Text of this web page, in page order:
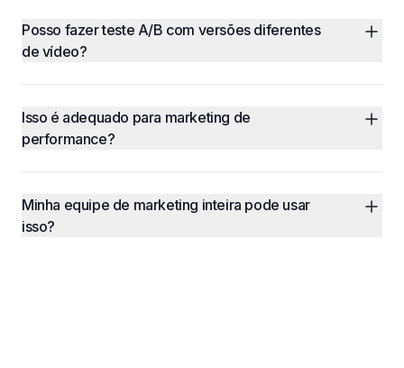
Posso fazer teste A/B com versões diferentes
de vídeo?
Isso é adequado para marketing de
performance?
Minha equipe de marketing inteira pode usar
isso?